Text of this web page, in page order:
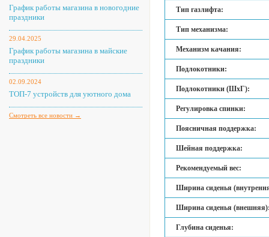
График работы магазина в новогодние
праздники
29.04.2025
График работы магазина в майские
праздники
02.09.2024
ТОП-7 устройств для уютного дома
Смотреть все новости →
Тип газлифта:
Тип механизма:
Механизм качания:
Подлокотники:
Подлокотники (ШхГ):
Регулировка спинки:
Поясничная поддержка:
Шейная поддержка:
Рекомендуемый вес:
Ширина сиденья
Ширина сиденья
Глубина сиденья: